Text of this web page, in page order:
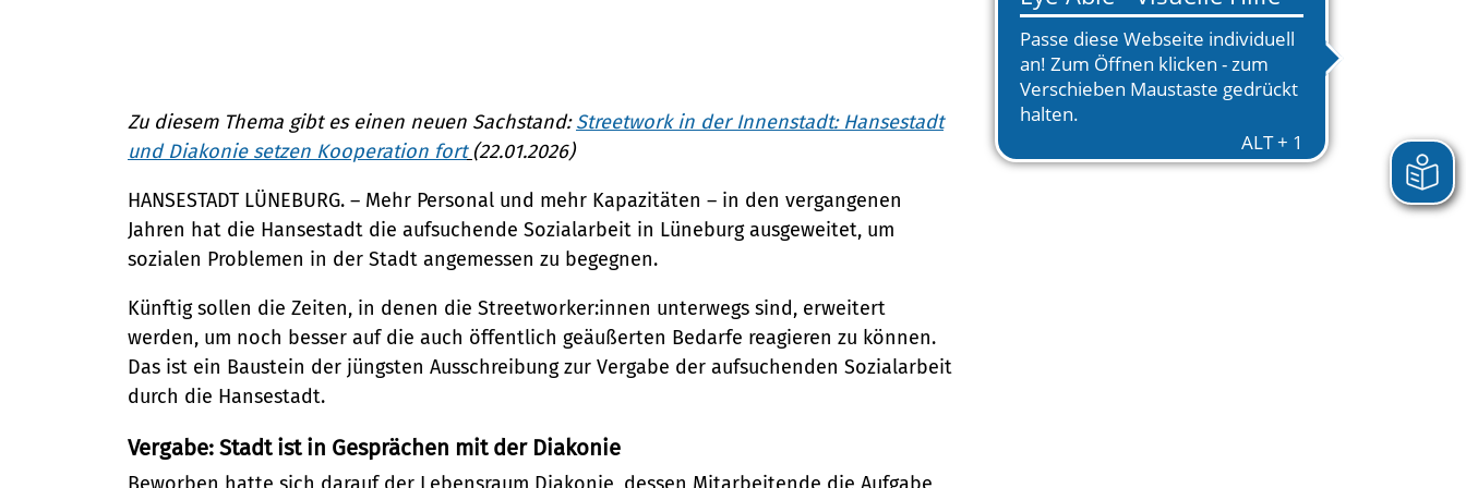
Online-Dienste
Rückrufformular
Klimaschutz und Umwelt
Klimaschutz
Klimaanpassung
Grünes Lüneburg
Umwelt
Nachhaltigkeit
Bauen und Mobilität
Stadtentwicklung
Straßen- und Brückenbau
Denkmalschutz
Mobilität
Sanierungsgebiete
Wohnen
Kultur und Freizeit
Kulturhäuser und Bibliotheken
Kulturreferat
Sport
Tourismus
Gesellschaft, Soziales und Bildung
Bildung
Soziales
Familie und Betreuung
Sicherheit und Ordnung
Zu diesem Thema gibt es einen neuen Sachstand:Streetwork in der Innenstadt: Hansestadt
und Diakonie setzen Kooperation fort (22.01.2026)
HANSESTADT LÜNEBURG. – Mehr Personal und mehr Kapazitäten – in den vergangenen
Jahren hat die Hansestadt die aufsuchende Sozialarbeit in Lüneburg ausgeweitet, um
sozialen Problemen in der Stadt angemessen zu begegnen.
Künftig sollen die Zeiten, in denen die Streetworker:innen unterwegs sind, erweitert
werden, um noch besser auf die auch öffentlich geäußerten Bedarfe reagieren zu können.
Das ist ein Baustein der jüngsten Ausschreibung zur Vergabe der aufsuchenden Sozialarbeit
durch die Hansestadt.
Vergabe: Stadt ist in Gesprächen mit der Diakonie
Beworben hatte sich darauf der Lebensraum Diakonie, dessen Mitarbeitende die Aufgabe